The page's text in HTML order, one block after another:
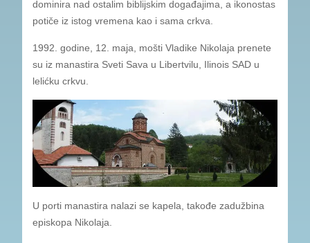
dominira nad ostalim biblijskim događajima, a ikonostas
potiče iz istog vremena kao i sama crkva.
1992. godine, 12. maja, mošti Vladike Nikolaja prenete
su iz manastira Sveti Sava u Libertvilu, Ilinois SAD u
lelićku crkvu.
U porti manastira nalazi se kapela, takođe zadužbina
episkopa Nikolaja.